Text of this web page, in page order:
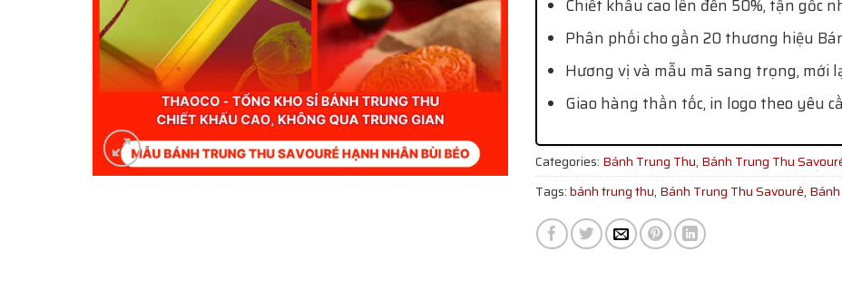
Chiết khấu cao lên đến 50%, tận gốc
Phân phối cho gần 20 thương hiệu
Hương vị và mẫu mã sang trọng, mới
Giao hàng thần tốc, in logo theo yêu
Categories: Bánh Trung Thu, Bánh Trung Thu
Tags:bánh trung thu, Bánh Trung Thu Savouré,